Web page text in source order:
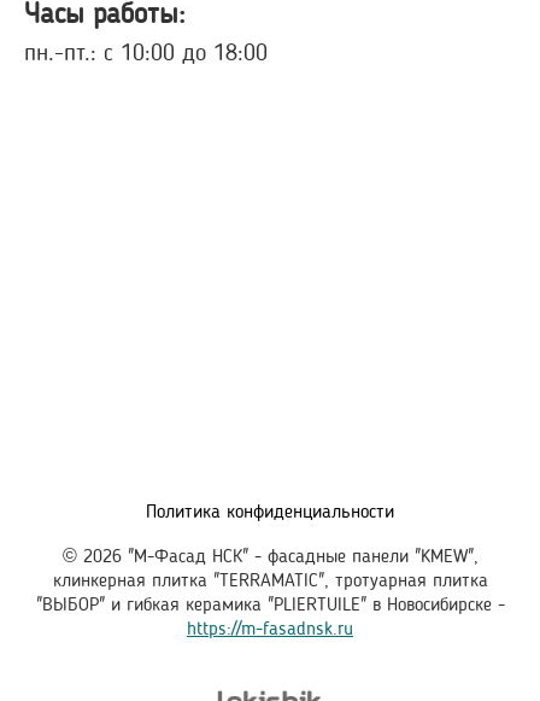
Часы работы:
пн.-пт.: с 10:00 до 18:00
Политика конфиденциальности
© 2026 "М-Фасад НСК" - фасадные панели "KMEW",
клинкерная плитка "TERRAMATIC", тротуарная плитка
"ВЫБОР" и гибкая керамика "PLIERTUILE" в Новосибирске -
https://m-fasadnsk.ru